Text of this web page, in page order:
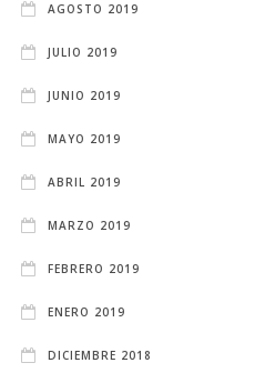
AGOSTO 2019
JULIO 2019
JUNIO 2019
MAYO 2019
ABRIL 2019
MARZO 2019
FEBRERO 2019
ENERO 2019
DICIEMBRE 2018